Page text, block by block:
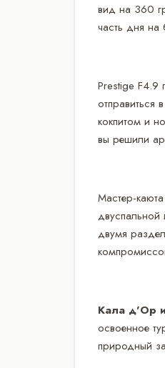
вид на 360
часть дня на
Prestige F4.9
отправиться
кокпитом и
вы решили
Мастер-
двумя
Кала д'Ор и
освоенное
природный